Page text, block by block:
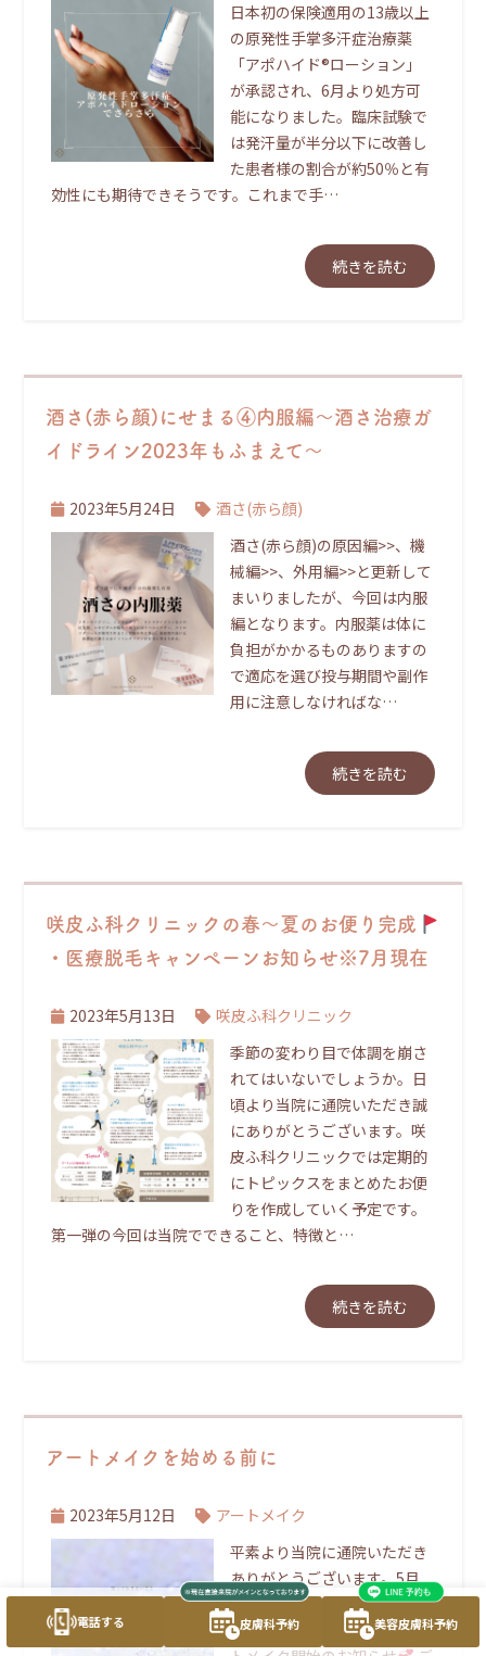
電話する 皮膚科予約 美容皮膚科予約
日本初の保険適用の13歳以上
の原発性手掌多汗症治療薬
「アポハイド®ローション」
が承認され、6月より処方可
能になりました。臨床試験で
は発汗量が半分以下に改善し
た患者様の割合が約50％と有
効性にも期待できそうです。これまで手…
続きを読む
酒さ(赤ら顔)にせまる④内服編～酒さ治療ガ
イドライン2023年もふまえて～
2023年5月24日
酒さ(赤ら顔)
酒さ(赤ら顔)の原因編>>、機
械編>>、外用編>>と更新して
まいりましたが、今回は内服
編となります。内服薬は体に
負担がかかるものありますの
で適応を選び投与期間や副作
用に注意しなければな…
続きを読む
咲皮ふ科クリニックの春～夏のお便り完成
・医療脱毛キャンペーンお知らせ※7月現在
2023年5月13日
咲皮ふ科クリニック
季節の変わり目で体調を崩さ
れてはいないでしょうか。日
頃より当院に通院いただき誠
にありがとうございます。咲
皮ふ科クリニックでは定期的
にトピックスをまとめたお便
りを作成していく予定です。
第一弾の今回は当院でできること、特徴と…
続きを読む
アートメイクを始める前に
2023年5月12日
アートメイク
平素より当院に通院いただき
ありがとうございます。5月
からアートメイクの施術がご
提供可能となります。
アー